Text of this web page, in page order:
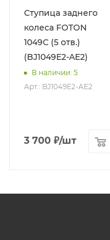
Ступица заднего
колеса FOTON
1049С (5 отв.)
(BJ1049E2-AE2)
В наличии: 5
Арт.: BJ1049E2-AE2
3 700 ₽/шт